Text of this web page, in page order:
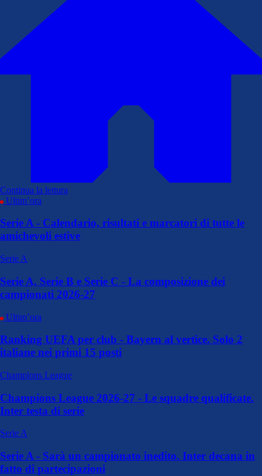
Continua la lettura
Ultim’ora
Serie A - Calendario, risultati e marcatori di tutte le
amichevoli estive
Serie A
Serie A, Serie B e Serie C - La composizione dei
campionati 2026-27
Ultim’ora
Ranking UEFA per club - Bayern al vertice. Solo 2
italiane nei primi 15 posti
Champions League
Champions League 2026-27 - Le squadre qualificate.
Inter testa di serie
Serie A
Serie A - Sarà un campionato inedito. Inter decana in
fatto di partecipazioni